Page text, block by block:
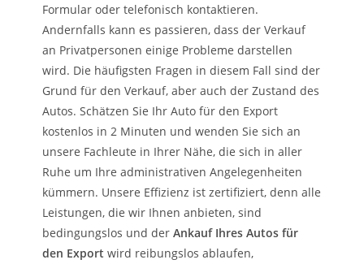
Formular oder telefonisch kontaktieren.
Andernfalls kann es passieren, dass der Verkauf
an Privatpersonen einige Probleme darstellen
wird. Die häufigsten Fragen in diesem Fall sind der
Grund für den Verkauf, aber auch der Zustand des
Autos. Schätzen Sie Ihr Auto für den Export
kostenlos in 2 Minuten und wenden Sie sich an
unsere Fachleute in Ihrer Nähe, die sich in aller
Ruhe um Ihre administrativen Angelegenheiten
kümmern. Unsere Effizienz ist zertifiziert, denn alle
Leistungen, die wir Ihnen anbieten, sind
bedingungslos und derAnkauf Ihres Autos für
den Export wird reibungslos ablaufen,